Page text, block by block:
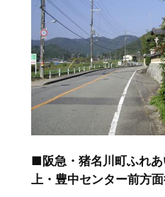
■阪急・猪名川町ふれ
上・豊中センター前方面